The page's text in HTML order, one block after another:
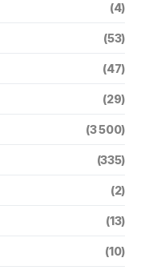
(4)
(53)
(47)
(29)
(3 500)
(335)
(2)
(13)
(10)